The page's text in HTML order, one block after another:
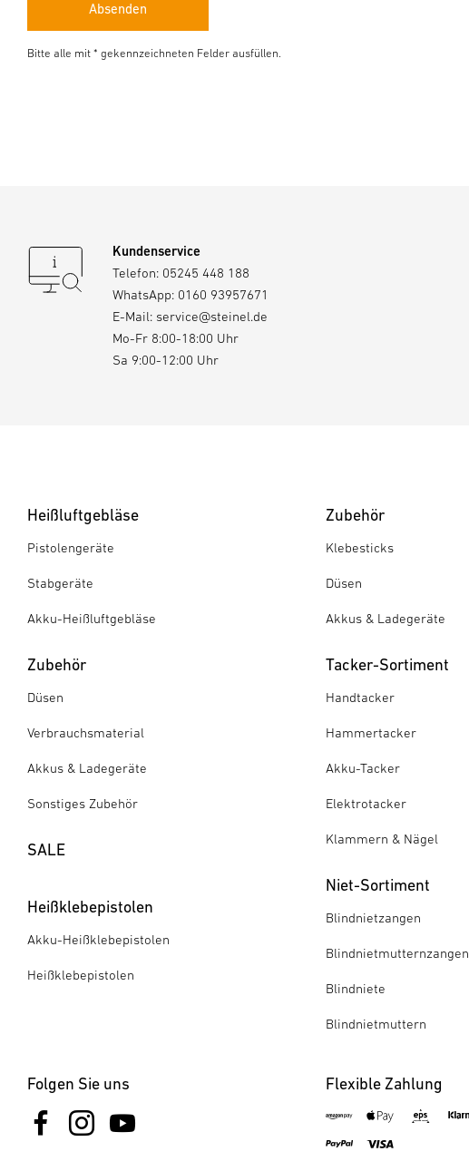
Absenden
Bitte alle mit * gekennzeichneten Felder ausfüllen.
Kundenservice
Telefon: 05245 448 188
WhatsApp: 0160 93957671
E-Mail: service@steinel.de
Mo-Fr 8:00-18:00 Uhr
Sa 9:00-12:00 Uhr
Heißluftgebläse
Pistolengeräte
Stabgeräte
Akku-Heißluftgebläse
Zubehör
Düsen
Verbrauchsmaterial
Akkus & Ladegeräte
Sonstiges Zubehör
SALE
Heißklebepistolen
Akku-Heißklebepistolen
Heißklebepistolen
Zubehör
Klebesticks
Düsen
Akkus & Ladegeräte
Tacker-Sortiment
Handtacker
Hammertacker
Akku-Tacker
Elektrotacker
Klammern & Nägel
Niet-Sortiment
Blindnietzangen
Blindnietmutternzangen
Blindniete
Blindnietmuttern
Folgen Sie uns Flexible Zahlung